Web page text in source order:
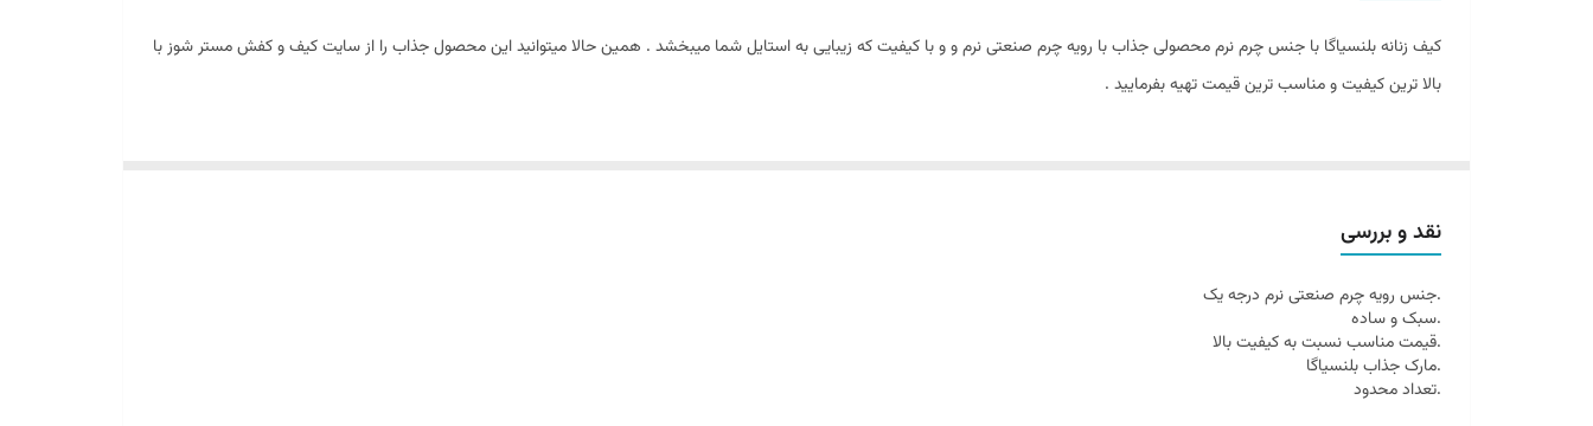
کیف زنانه بلنسیاگا با جنس چرم نرم محصولی جذاب با رویه چرم صنعتی نرم و و با کیفیت که زیبایی به استایل شما میبخشد . همین حالا میتوانید این محصول جذاب را از سایت کیف و کفش مستر شوز با
بالا ترین کیفیت و مناسب ترین قیمت تهیه بفرمایید .
نقد و بررسی
.جنس رویه چرم صنعتی نرم درجه یک
.سبک و ساده
.قیمت مناسب نسبت به کیفیت بالا
.مارک جذاب بلنسیاگا
.تعداد محدود